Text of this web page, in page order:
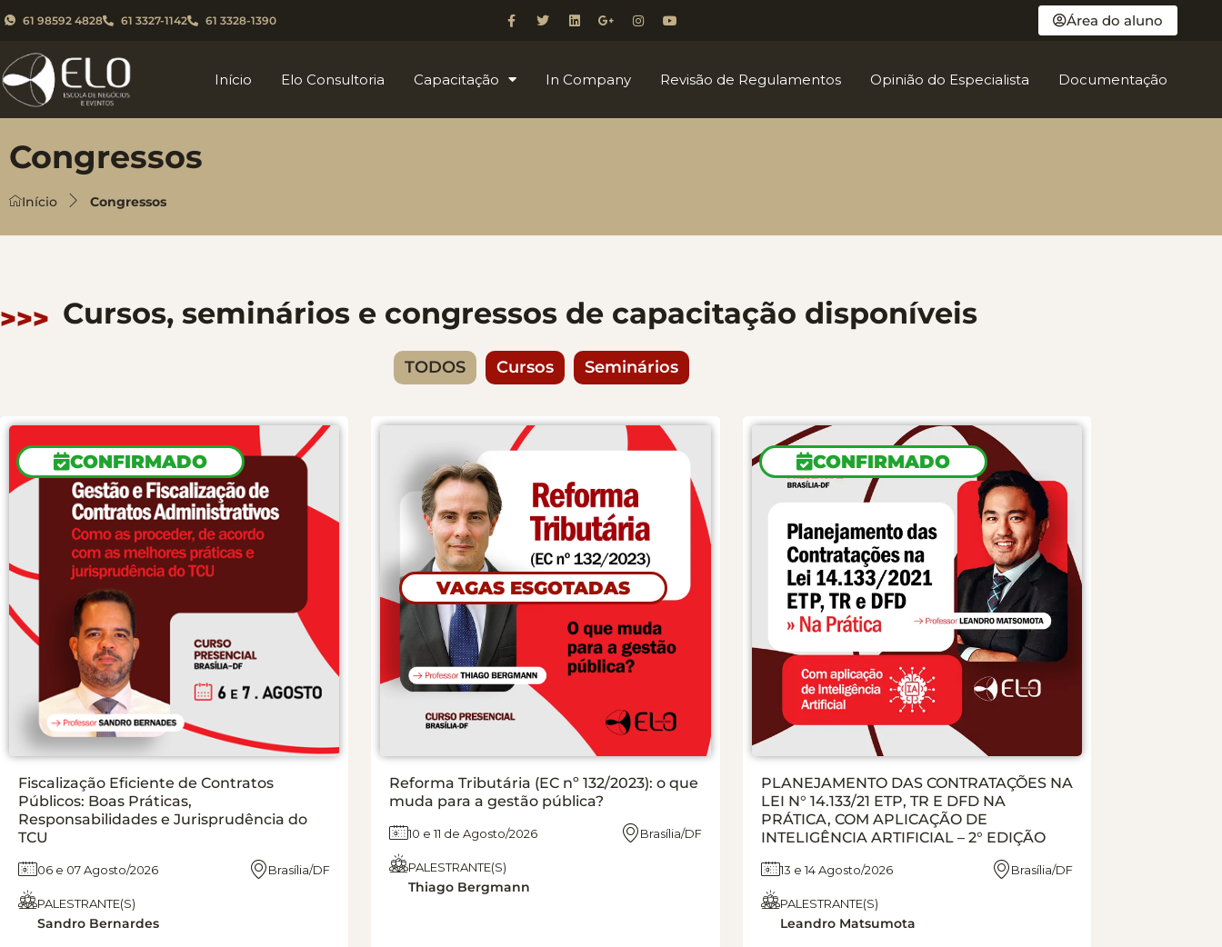
61 98592 4828 61 3327-1142 61 3328-1390 Área do aluno
Início Elo Consultoria Capacitação In Company Revisão de Regulamentos Opinião do Especialista Documentação
Congressos
Início Congressos
>>> Cursos, seminários e congressos de capacitação disponíveis
TODOS Cursos Seminários
CONFIRMADO
Fiscalização Eficiente de Contratos
Públicos: Boas Práticas,
Responsabilidades e Jurisprudência do
TCU
06 e 07 Agosto/2026 Brasília/DF
PALESTRANTE(S)
Sandro Bernardes
VAGAS ESGOTADAS
Reforma Tributária (EC nº 132/2023): o que
muda para a gestão pública?
10 e 11 de Agosto/2026 Brasília/DF
PALESTRANTE(S)
Thiago Bergmann
CONFIRMADO
PLANEJAMENTO DAS CONTRATAÇÕES NA
LEI N° 14.133/21 ETP, TR E DFD NA
PRÁTICA, COM APLICAÇÃO DE
INTELIGÊNCIA ARTIFICIAL – 2° EDIÇÃO
13 e 14 Agosto/2026 Brasília/DF
PALESTRANTE(S)
Leandro Matsumota